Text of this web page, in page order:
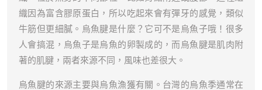
織因為富含膠原蛋白，所以吃起來會有彈牙的感覺，類似
牛筋但更細膩。烏魚腱是什麼？它可不是烏魚子哦！很多
人會搞混，烏魚子是烏魚的卵製成的，而烏魚腱是肌肉附
著的肌腱，兩者來源不同，風味也差很大。
烏魚腱的來源主要與烏魚漁獲有關。台灣的烏魚季通常在